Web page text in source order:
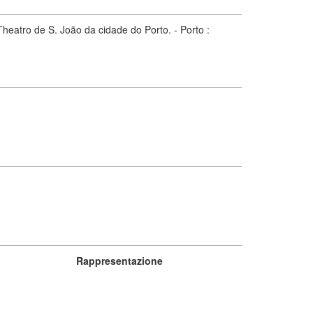
de S. João da cidade do Porto. - Porto :
Rappresentazione